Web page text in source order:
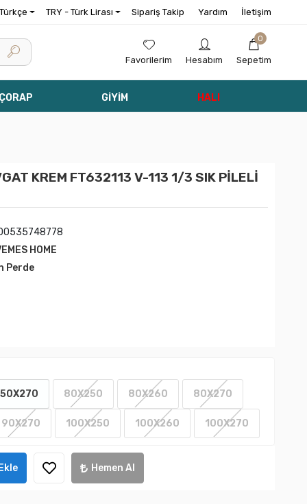
TRY - Türk Lirası Sipariş Takip Yardım İletişim
Favorilerim Hesabım
0
Sepetim
GİYİM HALI
KREM FT632113 V-113 1/3 SIK PİLELİ
HOME
Perde
50X270 80X250 80X260 80X270
90X270 100X250 100X260 100X270
Hemen Al